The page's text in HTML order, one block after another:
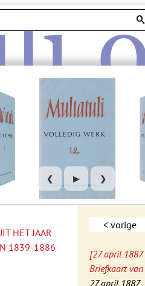
❮ ▶ ❯
HET JAAR
1839-1886
< vorige
[27 april 1887
Briefkaart van
27 april 1887